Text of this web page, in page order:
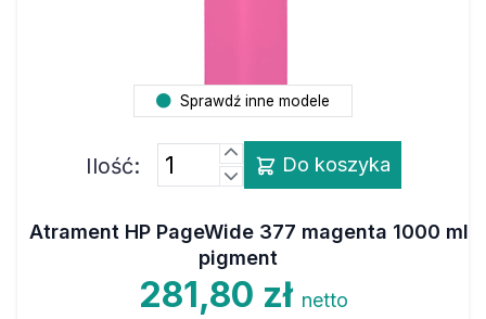
Sprawdź inne modele
Ilość: Do koszyka
Atrament HP PageWide 377 magenta 1000 ml
pigment
281,80 zł netto